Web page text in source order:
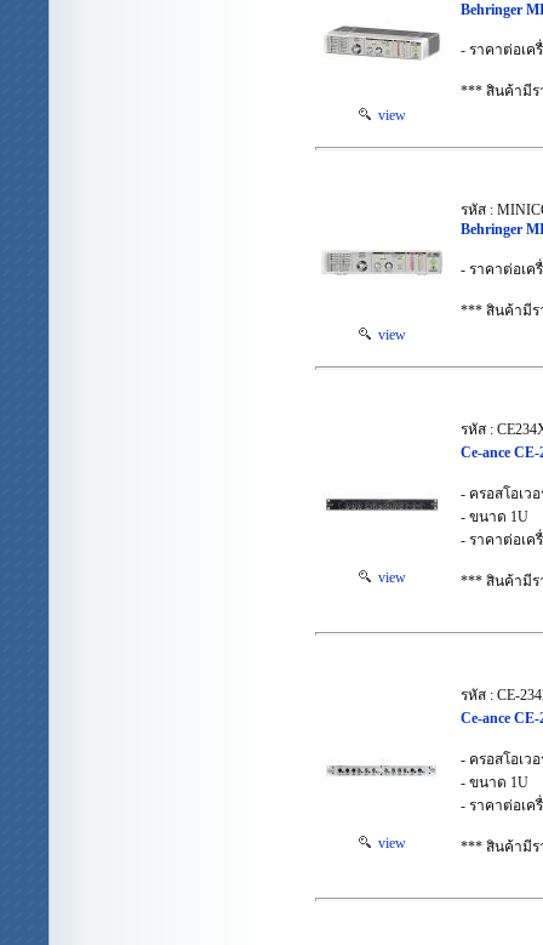
view
Behringer
- ราคาต่อเค
*** สินค้ามีร
view
รหัส :
Behringer
- ราคาต่อเค
*** สินค้ามีร
view
รหัส :
Ce-ance
- ครอสโอเว
- ขนาด 1U
- ราคาต่อเค
*** สินค้ามีร
view
รหัส : CE-
Ce-ance
- ครอสโอเว
- ขนาด 1U
- ราคาต่อเค
*** สินค้ามีร